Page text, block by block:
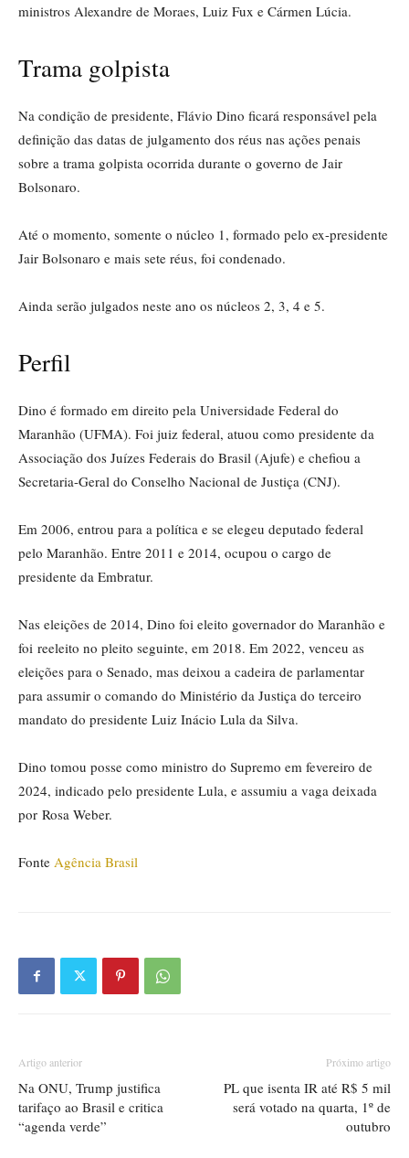
ministros Alexandre de Moraes, Luiz Fux e Cármen Lúcia.
Trama golpista
Na condição de presidente, Flávio Dino ficará responsável pela
definição das datas de julgamento dos réus nas ações penais
sobre a trama golpista ocorrida durante o governo de Jair
Bolsonaro.
Até o momento, somente o núcleo 1, formado pelo ex-presidente
Jair Bolsonaro e mais sete réus, foi condenado.
Ainda serão julgados neste ano os núcleos 2, 3, 4 e 5.
Perfil
Dino é formado em direito pela Universidade Federal do
Maranhão (UFMA). Foi juiz federal, atuou como presidente da
Associação dos Juízes Federais do Brasil (Ajufe) e chefiou a
Secretaria-Geral do Conselho Nacional de Justiça (CNJ).
Em 2006, entrou para a política e se elegeu deputado federal
pelo Maranhão. Entre 2011 e 2014, ocupou o cargo de
presidente da Embratur.
Nas eleições de 2014, Dino foi eleito governador do Maranhão e
foi reeleito no pleito seguinte, em 2018. Em 2022, venceu as
eleições para o Senado, mas deixou a cadeira de parlamentar
para assumir o comando do Ministério da Justiça do terceiro
mandato do presidente Luiz Inácio Lula da Silva.
Dino tomou posse como ministro do Supremo em fevereiro de
2024, indicado pelo presidente Lula, e assumiu a vaga deixada
por Rosa Weber.
Fonte Agência Brasil
Artigo anterior
Na ONU, Trump justifica
tarifaço ao Brasil e critica
“agenda verde”
Próximo artigo
PL que isenta IR até R$ 5 mil
será votado na quarta, 1º de
outubro